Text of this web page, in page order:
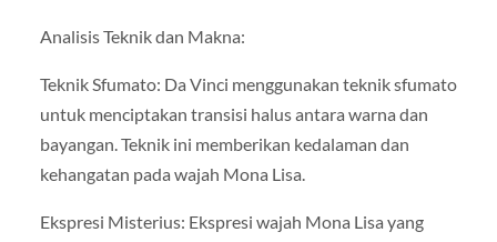
Analisis Teknik dan Makna:
Teknik Sfumato: Da Vinci menggunakan teknik sfumato
untuk menciptakan transisi halus antara warna dan
bayangan. Teknik ini memberikan kedalaman dan
kehangatan pada wajah Mona Lisa.
Ekspresi Misterius: Ekspresi wajah Mona Lisa yang